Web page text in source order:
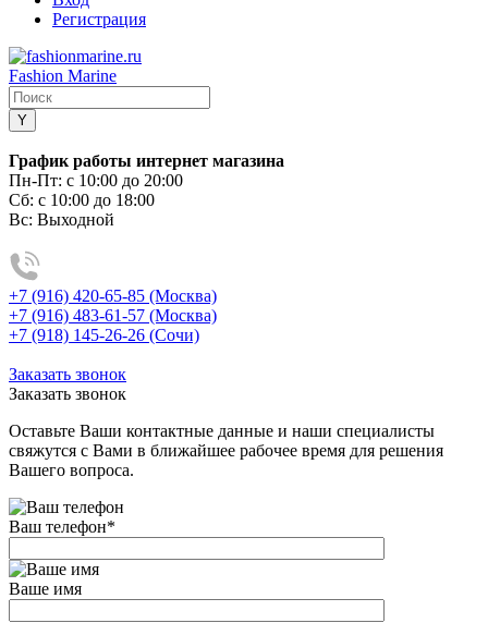
Регистрация
Fashion Marine
График работы интернет магазина
Пн-Пт: с 10:00 до 20:00
Сб: с 10:00 до 18:00
Вс: Выходной
+7 (916) 420-65-85 (Москва)
+7 (916) 483-61-57 (Москва)
+7 (918) 145-26-26 (Сочи)
Заказать звонок
Заказать звонок
Оставьте Ваши контактные данные и наши специалисты
свяжутся с Вами в ближайшее рабочее время для решения
Вашего вопроса.
Ваш телефон*
Ваше имя